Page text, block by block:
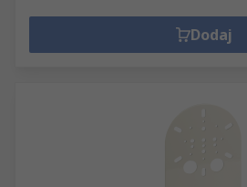
Jaka jest różnica między
akustyczną a świetlną?
Sygnalizatory świetlne są
Dodaj